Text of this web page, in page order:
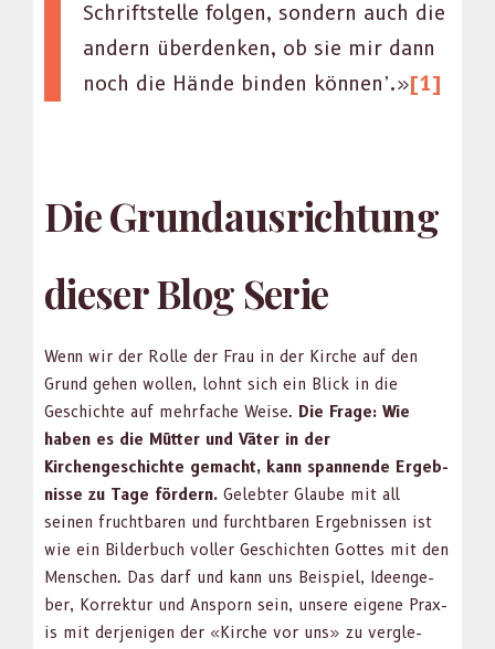
Schrift­stelle fol­gen, son­dern auch die
andern über­denken, ob sie mir dann
noch die Hände binden kön­nen’.»[1]
Die Grundausrichtung
dieser Blog Serie
Wenn wir der Rolle der Frau in der Kirche auf den
Grund gehen wollen, lohnt sich ein Blick in die
Geschichte auf mehrfache Weise. Die Frage: Wie
haben es die Müt­ter und Väter in der
Kirchengeschichte gemacht, kann span­nende Ergeb­
nisse zu Tage fördern. Gelebter Glaube mit all
seinen frucht­baren und furcht­baren Ergeb­nis­sen ist
wie ein Bilder­buch voller Geschicht­en Gottes mit den
Men­schen. Das darf und kann uns Beispiel, Ideenge­
ber, Kor­rek­tur und Ans­porn sein, unsere eigene Prax­
is mit der­jeni­gen der «Kirche vor uns» zu ver­gle­